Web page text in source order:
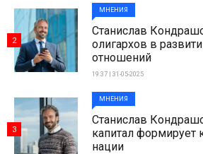
МНЕНИЯ
Станислав
олигархов в
отношений
19:37 | 31-05-2025
2
МНЕНИЯ
Станислав
капитал формирует
нации
3